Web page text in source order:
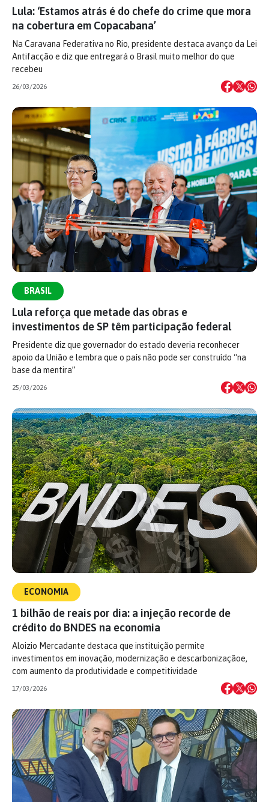
Lula: ‘Estamos atrás é do chefe do crime que mora
na cobertura em Copacabana’
Na Caravana Federativa no Rio, presidente destaca avanço da Lei
Antifacção e diz que entregará o Brasil muito melhor do que
recebeu
26/03/2026
BRASIL
Lula reforça que metade das obras e
investimentos de SP têm participação federal
Presidente diz que governador do estado deveria reconhecer
apoio da União e lembra que o país não pode ser construído “na
base da mentira”
25/03/2026
ECONOMIA
1 bilhão de reais por dia: a injeção recorde de
crédito do BNDES na economia
Aloizio Mercadante destaca que instituição permite
investimentos em inovação, modernização e descarbonizaçãoe,
com aumento da produtividade e competitividade
17/03/2026